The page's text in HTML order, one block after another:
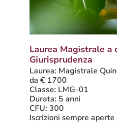
Laurea Magistrale a
Giurisprudenza
Laurea: Magistrale
da € 1700
Classe: LMG-01
Durata: 5 anni
CFU: 300
Iscrizioni sempre aperte